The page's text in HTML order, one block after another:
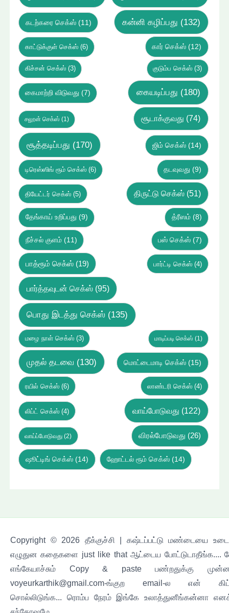
கடற்கரை செக்ஸ்(11) கன்னி கழிப்பது (132)
காட்டுக்குள் செக்ஸ் (6) கார் செக்ஸ் (12)
கிச்சன் செக்ஸ்(3) குடும்ப செக்ஸ் (3)
கைமாற்றி விடுவது (7) கையடிப்பது (180)
சலூன் செக்ஸ் (1) சூடாக்குவது (74)
சூத்தடிப்பது (170) ஜிம் செக்ஸ் (14)
டிரெஸ்ஸிங் ரூம் செக்ஸ் (6) தடவுவது (9)
தியேட்டர் செக்ஸ் (5) திருட்டு செக்ஸ்(51)
தேங்காய் உறிப்பது (9) த்ரீஸம்(8)
நீச்சல் குளம்(11) பஸ் செக்ஸ்(7)
பாத்ரூம் செக்ஸ் (19) பார்ட்டி செக்ஸ் (4)
பார்த்தவுடன் செக்ஸ்(95)
பொது இடத்து செக்ஸ் (135)
மழை நாள் செக்ஸ்(3) மாடிப்படி செக்ஸ் (1)
முதல் தடவை (130) மொட்டைமாடி செக்ஸ் (15)
ரயில் செக்ஸ் (6) லாண்டரி செக்ஸ் (4)
லிப்ட் செக்ஸ்(4) வாய்போடுவது (122)
வாய்ப்போடுவது (2) விரல்போடுவது (26)
ஷூட்டிங் செக்ஸ்(14) ஹோட்டல் ரூம் செக்ஸ்(14)
Copyright © 2026 தீக்குச்சி | கஷ்டப்பட்டு மண்டையை
எழுதுன கதைகளை just like that ஆட்டைய போட்டுடாதீங்க....
எங்கேயாச்சும் Copy & paste பண்றதுக்கு
voyeurkarthik@gmail.com-ங்குற email-ல என்
சொல்லிடுங்க... ரொம்ப நேரம் இங்கே உலாத்துனீங்கன்னா